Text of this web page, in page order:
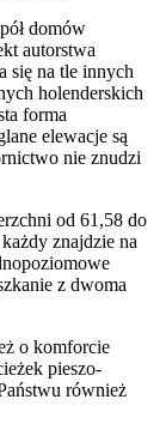
domów
autorstwa
się na tle innych
holenderskich
forma
elewacje są
nie znudzi
od 61,58 do
znajdzie na
z dwoma
o komforcie
pieszo-
również